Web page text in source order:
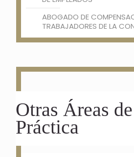
ABOGADO DE
TRABAJADORES DE LA
Otras Áreas de
Práctica